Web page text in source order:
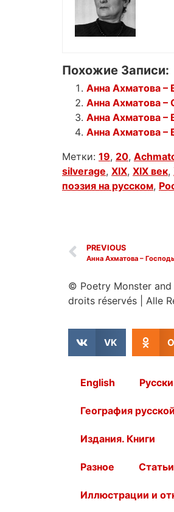
Похожие Записи:
Анна Ахматова –
Анна Ахматова –
Анна Ахматова –
Анна Ахматова –
Метки: 19, 20,
silverage, XIX, XIX век,
поэзия на русском,
PREVIOUS
Анна Ахматова –
© Poetry Monster
droits réservés
Alle
VK
English
География
Издания. Книги
Разное
Иллюстрации и